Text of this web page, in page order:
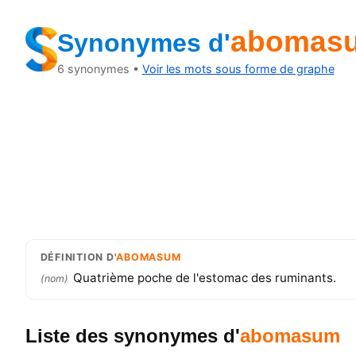
Synonymes d'
6 synonymes • Voir les mots sous forme de graphe
DÉFINITION D'ABOMASUM
(nom) Quatrième poche de l'estomac des ruminants.
Liste des synonymes d'abomasum